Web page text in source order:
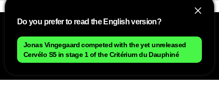
Do you prefer to read the English version?
Jonas Vingegaard competed with the yet unreleased
Cervélo S5 in stage 1 of the Critérium du Dauphiné